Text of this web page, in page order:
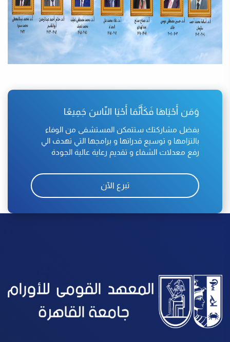
وَمَن أَحْيَاهَا فَكَأَنَّمَا أَحْيَا النّاسَ جَمِيعًا
بفضل مشاركتك ستتمكن المستشفى من الوفاء
بالتزامها و توسيع قدراتها و برامجها التي تهدف الي
رفع معدلات الشفاء و تقديم رعاية عالية الجودة
تبرع الآن